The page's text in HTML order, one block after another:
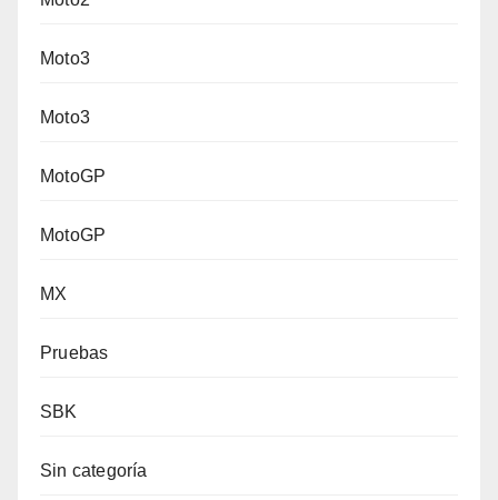
Moto3
Moto3
MotoGP
MotoGP
MX
Pruebas
SBK
Sin categoría